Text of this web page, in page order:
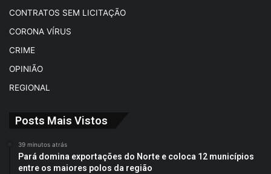
CONTRATOS SEM LICITAÇÃO
CORONA VÍRUS
CRIME
OPINIÃO
REGIONAL
Posts Mais Vistos
39 minutos atrás
Pará domina exportações do Norte e coloca 12 municípios
entre os maiores polos da região